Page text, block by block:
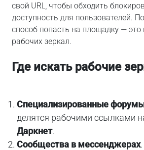
свой URL, чтобы обходить
доступность для пользователей.
способ попасть на площадку — это
рабочих зеркал.
Где искать рабочие
Специализированные
делятся рабочими ссылками
Даркнет.
Сообщества в мессенджерах